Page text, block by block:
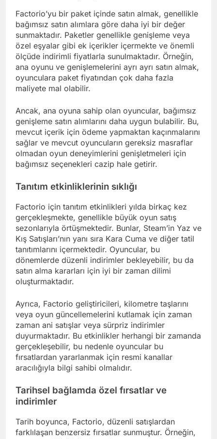
Factorio’yu bir paket içinde satın almak, genellikle
bağımsız satın alımlara göre daha iyi bir değer
sunmaktadır. Paketler genellikle genişleme veya
özel eşyalar gibi ek içerikler içermekte ve önemli
ölçüde indirimli fiyatlarla sunulmaktadır. Örneğin,
ana oyunu ve genişlemelerini ayrı ayrı satın almak,
oyunculara paket fiyatından çok daha fazla
maliyete mal olabilir.
Ancak, ana oyuna sahip olan oyuncular, bağımsız
genişleme satın alımlarını daha uygun bulabilir. Bu,
mevcut içerik için ödeme yapmaktan kaçınmalarını
sağlar ve mevcut oyuncuların gereksiz masraflar
olmadan oyun deneyimlerini genişletmeleri için
bağımsız seçenekleri cazip hale getirir.
Tanıtım etkinliklerinin sıklığı
Factorio için tanıtım etkinlikleri yılda birkaç kez
gerçekleşmekte, genellikle büyük oyun satış
sezonlarıyla örtüşmektedir. Bunlar, Steam’in Yaz ve
Kış Satışları’nın yanı sıra Kara Cuma ve diğer tatil
tanıtımlarını içermektedir. Oyuncular, bu
dönemlerde düzenli indirimler bekleyebilir, bu da
satın alma kararları için iyi bir zaman dilimi
oluşturmaktadır.
Ayrıca, Factorio geliştiricileri, kilometre taşlarını
veya oyun güncellemelerini kutlamak için zaman
zaman ani satışlar veya sürpriz indirimler
duyurmaktadır. Bu etkinlikler herhangi bir zamanda
gerçekleşebilir, bu nedenle oyuncular bu
fırsatlardan yararlanmak için resmi kanallar
aracılığıyla bilgi sahibi olmalıdır.
Tarihsel bağlamda özel fırsatlar ve
indirimler
Tarih boyunca, Factorio, düzenli satışlardan
farklılaşan benzersiz fırsatlar sunmuştur. Örneğin,